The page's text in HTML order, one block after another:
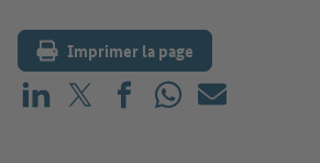
Imprimer la page
Partager sur LinkedIn
Partager sur X (avant : Twitter)
Partager sur Facebook
Partager sur WhatsApp
E-mail